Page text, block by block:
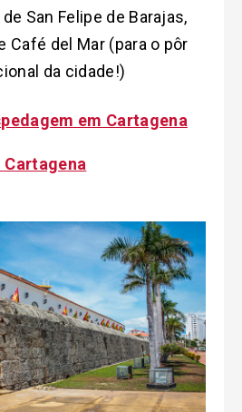
San Felipe de Barajas,
Café del Mar (para o pôr
da cidade!)
em Cartagena
Cartagena